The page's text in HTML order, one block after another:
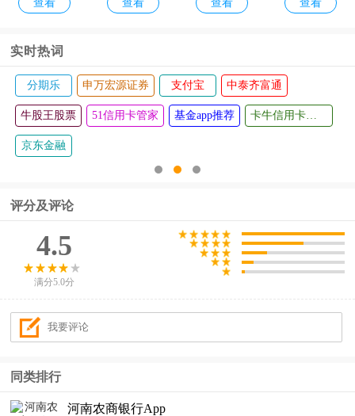
查看
银行App
查看
大智慧
查看
查看
实时热词
中泰齐富通
金app推荐 卡牛信用卡管家
和包支付 平安金管家
评分及评论
4.5
满分5.0分
同类排行
河南农商银行App